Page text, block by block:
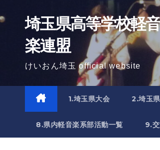
to
埼玉県高等学校軽
楽連盟
けいおん埼玉 official website
1.埼玉県大会 2.埼玉
8.県内軽音楽系部活動一覧 9.